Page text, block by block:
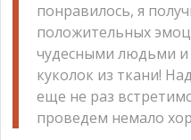
понравилось, я
положительных
чудесными людьми и
куколок из ткани!
еще не раз
проведем немало